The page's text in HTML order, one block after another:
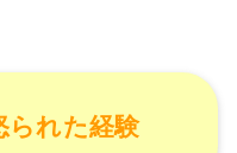
られた経験